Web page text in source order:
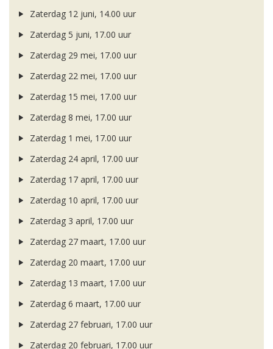
Zaterdag 12 juni, 14.00 uur
Zaterdag 5 juni, 17.00 uur
Zaterdag 29 mei, 17.00 uur
Zaterdag 22 mei, 17.00 uur
Zaterdag 15 mei, 17.00 uur
Zaterdag 8 mei, 17.00 uur
Zaterdag 1 mei, 17.00 uur
Zaterdag 24 april, 17.00 uur
Zaterdag 17 april, 17.00 uur
Zaterdag 10 april, 17.00 uur
Zaterdag 3 april, 17.00 uur
Zaterdag 27 maart, 17.00 uur
Zaterdag 20 maart, 17.00 uur
Zaterdag 13 maart, 17.00 uur
Zaterdag 6 maart, 17.00 uur
Zaterdag 27 februari, 17.00 uur
Zaterdag 20 februari, 17.00 uur